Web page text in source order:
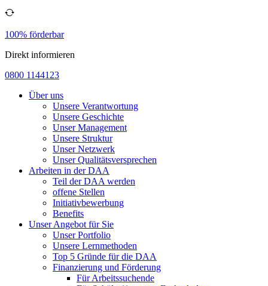
100% förderbar
Direkt informieren
0800 1144123
Über uns
Unsere Verantwortung
Unsere Geschichte
Unser Management
Unsere Struktur
Unser Netzwerk
Unser Qualitätsversprechen
Arbeiten in der DAA
Teil der DAA werden
offene Stellen
Initiativbewerbung
Benefits
Unser Angebot für Sie
Unser Portfolio
Unsere Lernmethoden
Top 5 Gründe für die DAA
Finanzierung und Förderung
Für Arbeitssuchende